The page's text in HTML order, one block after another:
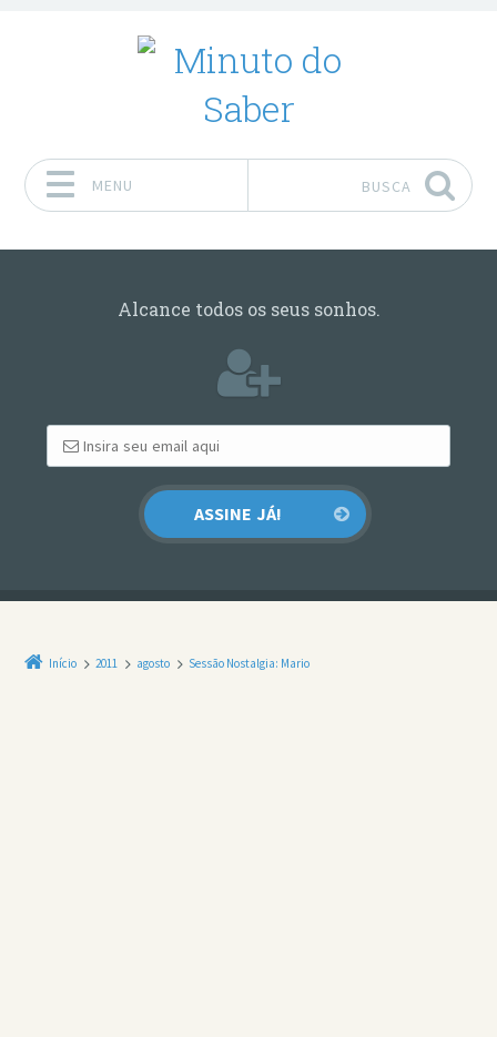
MENU BUSCA
Alcance todos os seus sonhos.
Início 2011 agosto Sessão Nostalgia: Mario